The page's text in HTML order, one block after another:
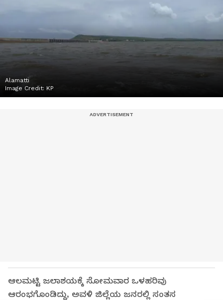
Alamatti
Image Credit: KP
ಆಲಮಟ್ಟಿ ಜಲಾಶಯಕ್ಕೆ ಸೋಮವಾರ ಒಳಹರಿವು
ಆರಂಭಗೊಂಡಿದ್ದು, ಅವಳಿ ಜಿಲ್ಲೆಯ ಜನರಲ್ಲಿ ಸಂತಸ